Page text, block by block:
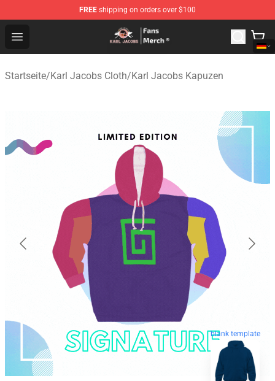
FREE shipping on orders over $100
Open menu
Karl Jacobs Store - Official Karl Jacobs Merchandise
Startseite/Karl Jacobs Cloth/Karl Jacobs Kapuzen
blank template